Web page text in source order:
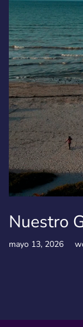
Nuestro
mayo 13, 2026